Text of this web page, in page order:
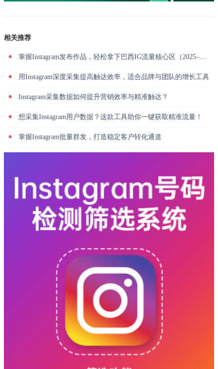
相关推荐
掌握Instagram发布作品，轻松拿下巴西IG流量核心区（2025–2026 数据版）
用Instagram深度采集提高触达效率，适合品牌与团队的增长工具
Instagram采集数据如何提升营销效率与精准触达？
想采集Instagram用户数据？这款工具助你一键获取精准流量！
掌握Instagram批量群发，打造稳定客户转化通道